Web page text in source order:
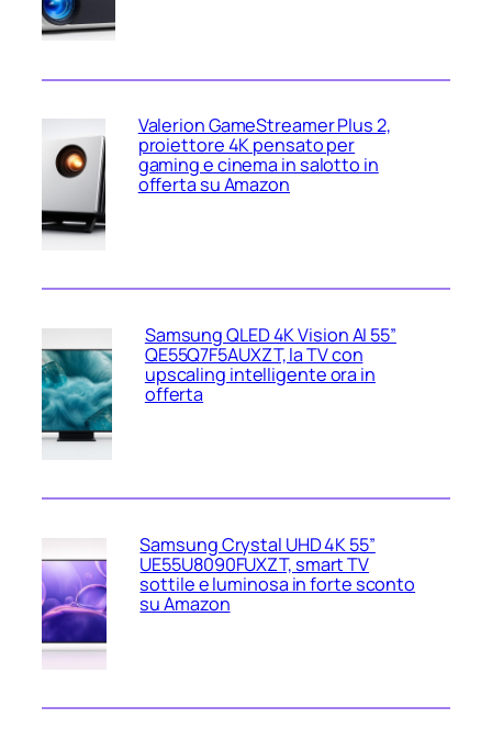
Valerion GameStreamer Plus 2,
proiettore 4K pensato per
gaming e cinema in salotto in
offerta su Amazon
Samsung QLED 4K Vision AI 55”
QE55Q7F5AUXZT, la TV con
upscaling intelligente ora in
offerta
Samsung Crystal UHD 4K 55”
UE55U8090FUXZT, smart TV
sottile e luminosa in forte sconto
su Amazon